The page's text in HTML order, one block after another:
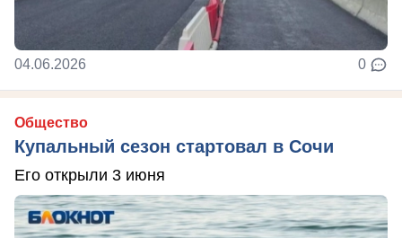
04.06.2026 0
Общество
Купальный сезон стартовал в Сочи
Его открыли 3 июня